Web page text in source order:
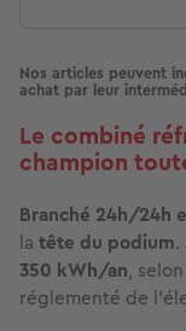
Nos articles peuvent
achat par leur
Le combiné
champion
Branché 24h/24h
la tête du podium.
350 kWh/an, selon
réglementé de